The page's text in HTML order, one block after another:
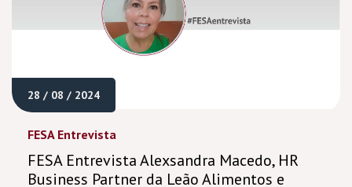
28 / 08 / 2024
FESA Entrevista
FESA Entrevista Alexsandra Macedo, HR
Business Partner da Leão Alimentos e